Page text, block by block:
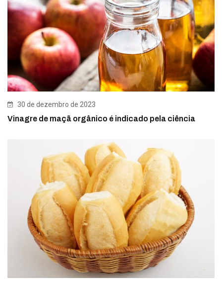
30 de dezembro de 2023
Vinagre de maçã orgânico é indicado pela ciência